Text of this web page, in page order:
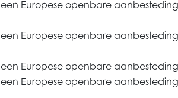
Europese openbare
Europese openbare
Europese openbare
Europese openbare